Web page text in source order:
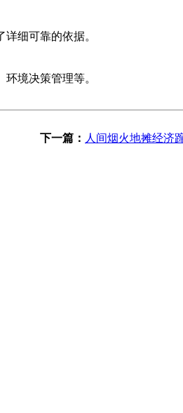
细可靠的依据。
境决策管理等。
下一篇： 人间烟火地摊经济